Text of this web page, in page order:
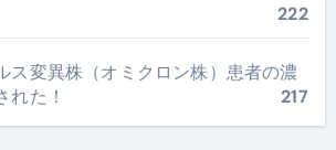
222
ス変異株（オミクロン株）患者の濃
れた！
217